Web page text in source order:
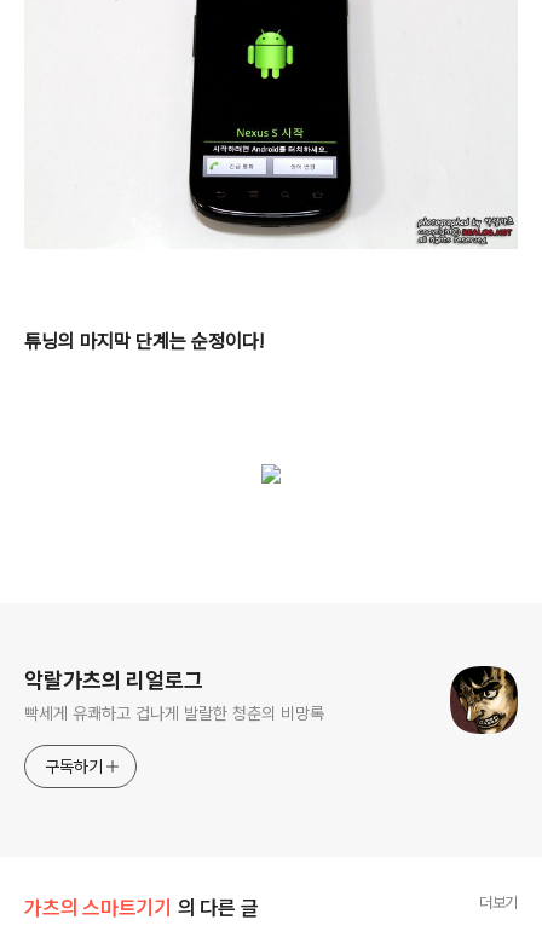
튜닝의 마지막 단계는 순정이다!
악랄가츠의 리얼로그
빡세게 유쾌하고 겁나게 발랄한 청춘의 비망록
구독하기
가츠의 스마트기기 의 다른 글 더보기